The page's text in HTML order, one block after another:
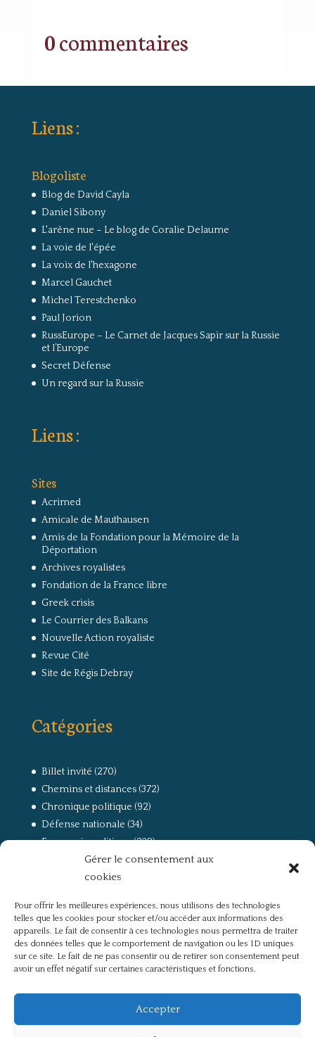
Gérer le consentement aux
cookies
Pour offrir les meilleures expériences, nous utilisons des technologies
telles que les cookies pour stocker et/ou accéder aux informations des
appareils. Le fait de consentir à ces technologies nous permettra de traiter
des données telles que le comportement de navigation ou les ID uniques
sur ce site. Le fait de ne pas consentir ou de retirer son consentement peut
avoir un effet négatif sur certaines caractéristiques et fonctions.
Accepter
0 commentaires
Liens :
Blogoliste
Blog de David Cayla
Daniel Sibony
L'arêne nue – Le blog de Coralie Delaume
La voie de l'épée
La voix de l'hexagone
Marcel Gauchet
Michel Terestchenko
Paul Jorion
RussEurope – Le Carnet de Jacques Sapir sur la Russie
et l’Europe
Secret Défense
Un regard sur la Russie
Liens :
Sites
Acrimed
Amicale de Mauthausen
Amis de la Fondation pour la Mémoire de la
Déportation
Archives royalistes
Fondation de la France libre
Greek crisis
Le Courrier des Balkans
Nouvelle Action royaliste
Revue Cité
Site de Régis Debray
Catégories
Billet invité (270)
Chemins et distances(372)
Chronique politique (92)
Défense nationale (34)
Economie politique(238)
(168)
La guerre, la Résistance et la Déportation
Non classé(42)
Partis politiques, intelligentsia, médias(750)
Présentation(4)
Références(57)